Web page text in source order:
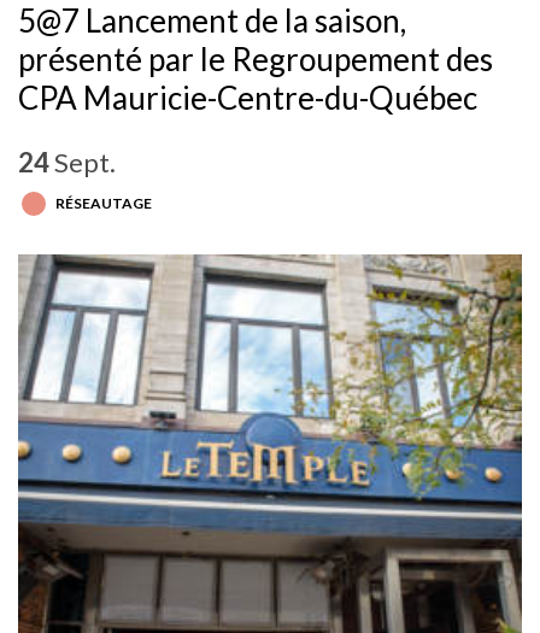
5@7 Lancement de la saison,
présenté par le Regroupement des
CPA Mauricie-Centre-du-Québec
24Sept.
RÉSEAUTAGE